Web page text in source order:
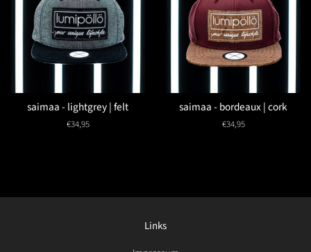
saimaa - lightgrey | felt
Normaler
€34,95
saimaa - bordeaux | cork
Normaler
€34,95
Links